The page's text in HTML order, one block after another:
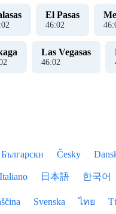
:02
El Pasas
46:02 46:
Las Vegasas
46:02
Български Česky
Italiano 日本語 한국어
Svenska ไทย